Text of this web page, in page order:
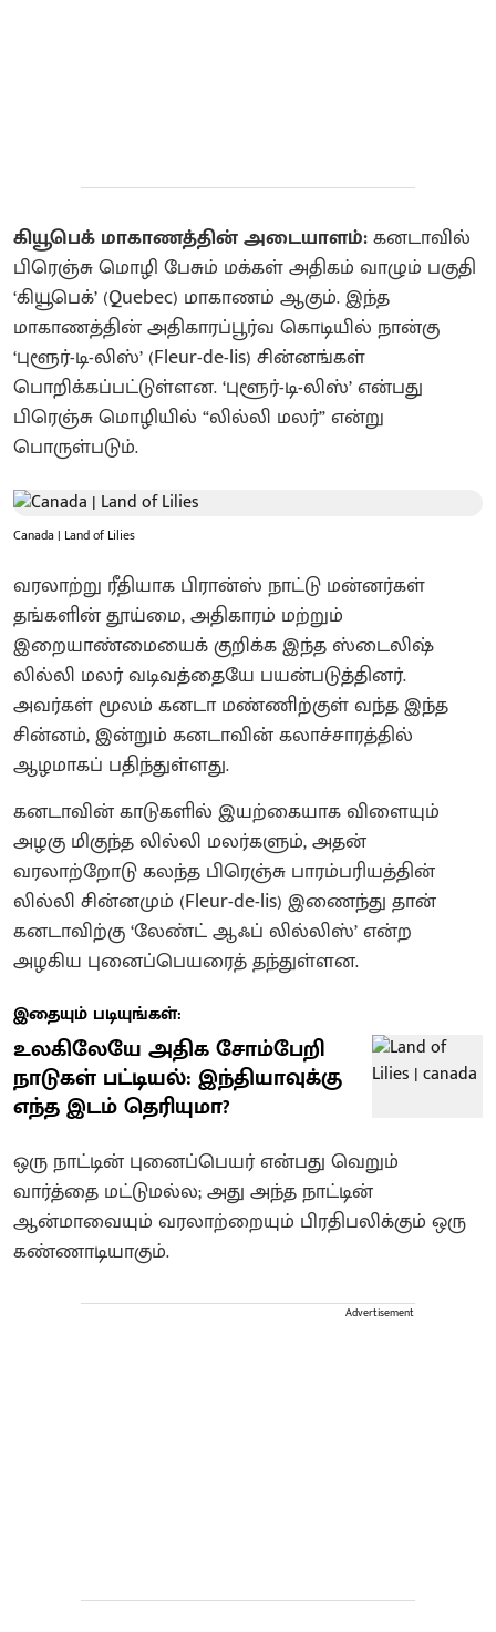
கியூபெக் மாகாணத்தின் அடையாளம்:கனடாவில்
பிரெஞ்சு மொழி பேசும் மக்கள் அதிகம் வாழும் பகுதி
‘கியூபெக்’ (Quebec) மாகாணம் ஆகும். இந்த
மாகாணத்தின் அதிகாரப்பூர்வ கொடியில் நான்கு
‘புளூர்-டி-லிஸ்’ (Fleur-de-lis) சின்னங்கள்
பொறிக்கப்பட்டுள்ளன. ‘புளூர்-டி-லிஸ்’ என்பது
பிரெஞ்சு மொழியில் “லில்லி மலர்” என்று
பொருள்படும்.
Canada | Land of Lilies
வரலாற்று ரீதியாக பிரான்ஸ் நாட்டு மன்னர்கள்
தங்களின் தூய்மை, அதிகாரம் மற்றும்
இறையாண்மையைக் குறிக்க இந்த ஸ்டைலிஷ்
லில்லி மலர் வடிவத்தையே பயன்படுத்தினர்.
அவர்கள் மூலம் கனடா மண்ணிற்குள் வந்த இந்த
சின்னம், இன்றும் கனடாவின் கலாச்சாரத்தில்
ஆழமாகப் பதிந்துள்ளது.
கனடாவின் காடுகளில் இயற்கையாக விளையும்
அழகு மிகுந்த லில்லி மலர்களும், அதன்
வரலாற்றோடு கலந்த பிரெஞ்சு பாரம்பரியத்தின்
லில்லி சின்னமும் (Fleur-de-lis) இணைந்து தான்
கனடாவிற்கு ‘லேண்ட் ஆஃப் லில்லிஸ்’ என்ற
அழகிய புனைப்பெயரைத் தந்துள்ளன.
இதையும் படியுங்கள்:
உலகிலேயே அதிக சோம்பேறி
நாடுகள் பட்டியல்: இந்தியாவுக்கு
எந்த இடம் தெரியுமா?
ஒரு நாட்டின் புனைப்பெயர் என்பது வெறும்
வார்த்தை மட்டுமல்ல; அது அந்த நாட்டின்
ஆன்மாவையும் வரலாற்றையும் பிரதிபலிக்கும் ஒரு
கண்ணாடியாகும்.
Advertisement